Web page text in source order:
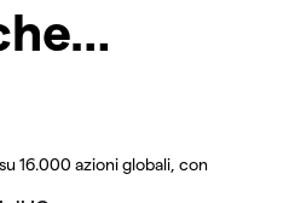
16.000 azioni globali, con